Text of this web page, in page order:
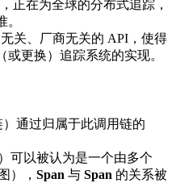
正在为全球的分布式追踪，
关、厂商无关的 API，使得
更换）追踪系统的实现。
）通过归属于此调用链的
可以被认为是一个由多个
）， Span 与 Span 的关系被